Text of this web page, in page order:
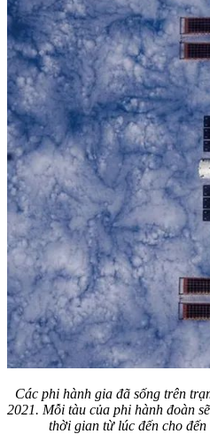
Các phi hành gia đã sống trên
2021. Mỗi tàu của phi hành đoàn
thời gian từ lúc đến cho